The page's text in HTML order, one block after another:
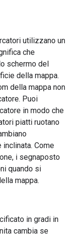
utilizzano un
che
schermo del
della mappa.
della mappa non
Puoi
in modo che
piatti ruotano
Come
i segnaposto
quando si
mappa.
in gradi in
cambia se